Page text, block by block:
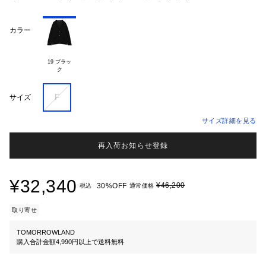
カラー
19 ブラッ
サイズ F
サイズ詳細を見る
再入荷お知らせ登録
¥32,340 税込 30%OFF 通常価格 ¥46,200
取り寄せ
TOMORROWLAND
購入合計金額4,990円以上で送料無料